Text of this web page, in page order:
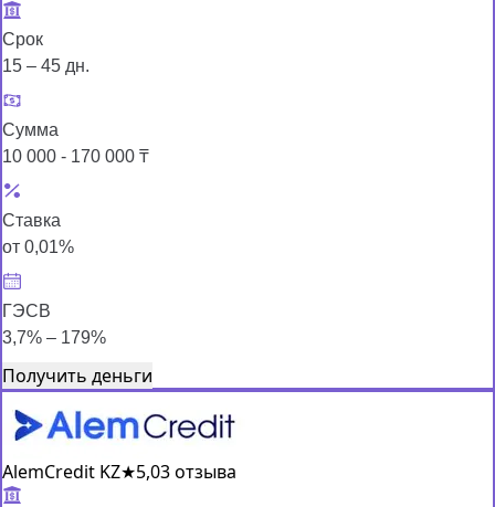
Срок
15 – 45 дн.
Сумма
10 000 - 170 000 ₸
Ставка
от 0,01%
ГЭСВ
3,7% – 179%
Получить деньги
AlemCredit KZ★5,03 отзыва